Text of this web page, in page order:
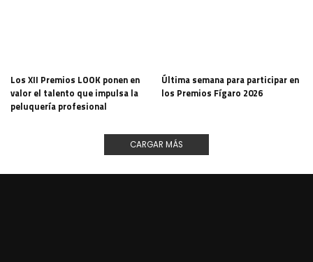
Los XII Premios LOOK ponen en
valor el talento que impulsa la
peluquería profesional
Última semana para participar en
los Premios Fígaro 2026
CARGAR MÁS